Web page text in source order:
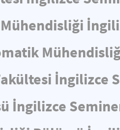
İngilizce
İngilizce